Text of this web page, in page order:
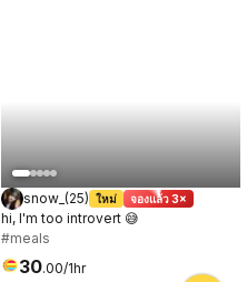
snow_ (25) ใหม่ จองแล้ว 3×
hi, I'm too introvert 😅
#meals
30.00/1hr